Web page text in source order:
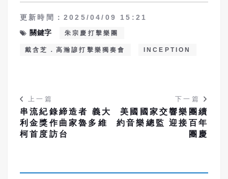
更新時間：2025/04/09 15:21
關鍵字
朱宗慶打擊樂團
戴含芝．高瀚諺打擊樂獨奏會 INCEPTION
上一篇
串流紀錄締造者 義大
利金獎作曲家魯多維
柯首度訪台
下一篇
美國國家交響樂團續
約音樂總監 迎接百年
團慶